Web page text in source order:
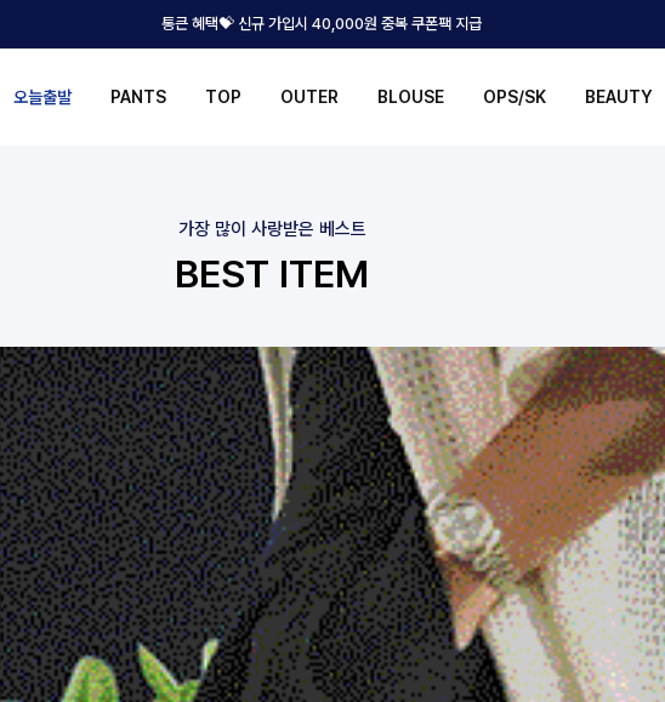
통큰 혜택💝 신규 가입시 40,000원 중복 쿠폰팩 지급
오늘출발 PANTS TOP OUTER BLOUSE OPS/SK BEAUTY
가장 많이 사랑받은 베스트
BEST ITEM